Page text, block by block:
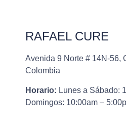
RAFAEL CURE
Avenida 9 Norte # 14N-56,
Colombia
Horario: Lunes a Sábado:
Domingos: 10:00am –